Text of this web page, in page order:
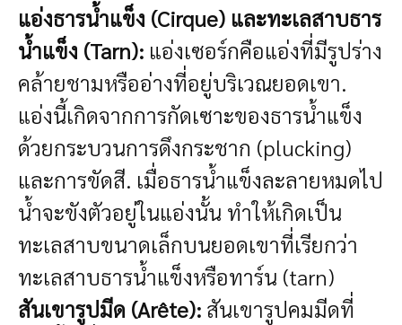
แอ่งธารน้ำแข็ง (Cirque) และทะเลสาบธาร
น้ำแข็ง (Tarn): แอ่งเซอร์กคือแอ่งที่มีรูปร่าง
คล้ายชามหรืออ่างที่อยู่บริเวณยอดเขา.
แอ่งนี้เกิดจากการกัดเซาะของธารน้ำแข็ง
ด้วยกระบวนการดึงกระชาก (plucking)
และการขัดสี. เมื่อธารน้ำแข็งละลายหมดไป
น้ำจะขังตัวอยู่ในแอ่งนั้น ทำให้เกิดเป็น
ทะเลสาบขนาดเล็กบนยอดเขาที่เรียกว่า
ทะเลสาบธารน้ำแข็งหรือทาร์น (tarn)
สันเขารูปมีด (Arête): สันเขารูปคมมีดที่